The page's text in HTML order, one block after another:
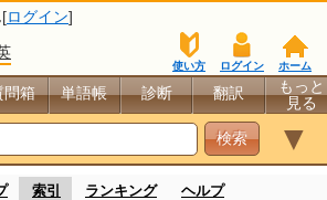
ログイン]
ホーム
ログイン
使い方
問箱 単語帳 診断 翻訳
もっと
見る
▼
索引 ランキング ヘルプ